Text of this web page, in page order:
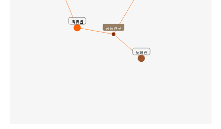
노혜란
최유빈
공동연구